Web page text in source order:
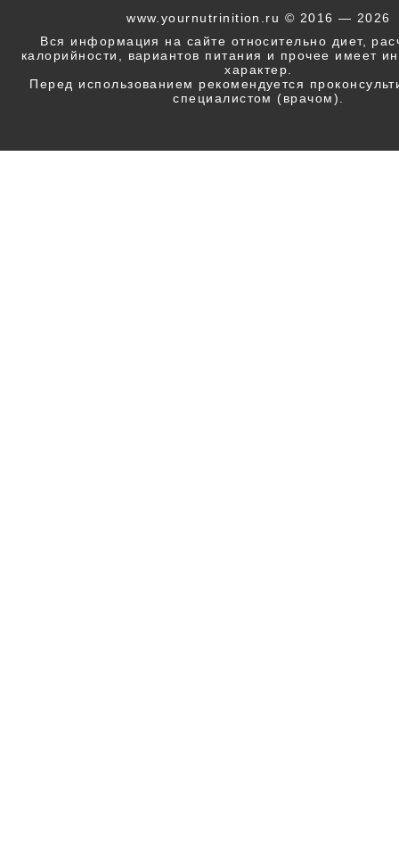
www.yournutrinition.ru © 2016 — 2026
Вся информация на сайте относительно диет,
калорийности, вариантов питания и прочее имеет
характер.
Перед использованием рекомендуется
специалистом (врачом).